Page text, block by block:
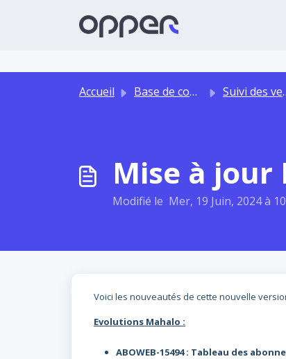
Accueil Base de connaissances Suivi des versions des outils opper subscription
Mise à jour
Modifié le Mer, 19 Juin, 2024 à
Voici les nouveautés de cette nouvelle
Evolutions Mahalo :
ABOWEB-15494 : Tableau des